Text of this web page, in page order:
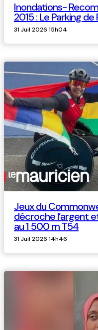
Inondations-
2015 : Le Parking
31 Juil 2026 15h04
Jeux du
décroche l’argent
au 1 500 m T54
31 Juil 2026 14h46